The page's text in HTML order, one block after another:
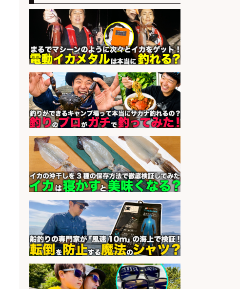
会社名
株式会社スタッフサービス エン
ジニアガイド
sponsored by 求人ボックス
福岡/未経験歓迎「ルート営業」/釣
会社名 広松久水産株式会社
sponsored by 求人ボックス
釣り好き必見「釣具の設計開
発」/DAIWA公認製品/年休117日
会社名
株式会社スポーツライフプラネ
ッツ
sponsored by 求人ボックス
宮崎/魚や漁業に関わる現場・事務
の「総合職」 未経験可
会社名 宮崎県漁業協同組合連合会
sponsored by 求人ボックス
和食, 日本料理・懐石料理/店長・店
長候補/旬と手作りにこだわる!さか